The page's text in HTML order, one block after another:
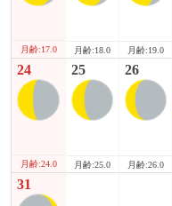
月齢:17.0 月齢:18.0 月齢:19.0
24
月齢:24.0
25
月齢:25.0
26
月齢:26.0
31